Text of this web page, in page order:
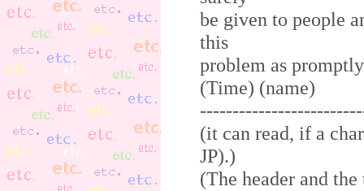
be given to people
this
problem as
(Time) (name)
(it can read, if a
JP).)
(The header and